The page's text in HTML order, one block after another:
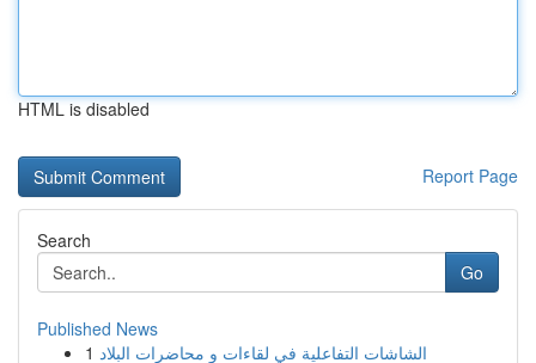
HTML is disabled
Report Page
Search
Go
Published News
1 الشاشات التفاعلية في لقاءات و محاضرات البلاد